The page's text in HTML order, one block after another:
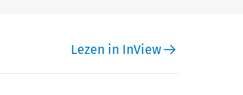
Lezen in InView